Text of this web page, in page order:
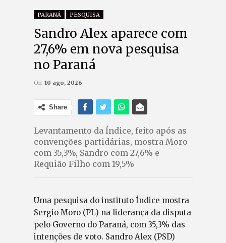
PARANÁ PESQUISA
Sandro Alex aparece com
27,6% em nova pesquisa
no Paraná
On 10 ago, 2026
Share
Levantamento da Índice, feito após as
convenções partidárias, mostra Moro
com 35,3%, Sandro com 27,6% e
Requião Filho com 19,5%
Uma pesquisa do instituto Índice mostra
Sergio Moro (PL) na liderança da disputa
pelo Governo do Paraná, com 35,3% das
intenções de voto. Sandro Alex (PSD)